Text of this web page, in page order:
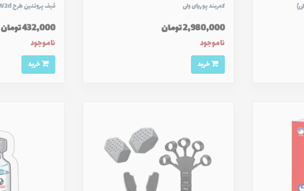
كمربند پوريای ولی
2,980,000 تومان
ناموجود
قیف پروتئین طرح YELLOW2d
432,000 تومان
ناموجود